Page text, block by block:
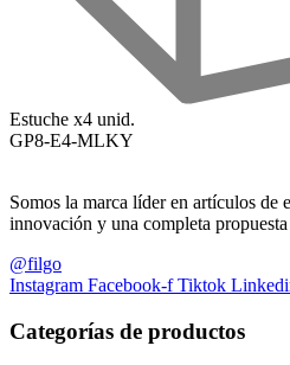
Estuche x4 unid.
GP8-E4-MLKY
Somos la marca líder en artículos de
innovación y una completa
@filgo
Instagram Facebook-f Tiktok
Categorías de productos